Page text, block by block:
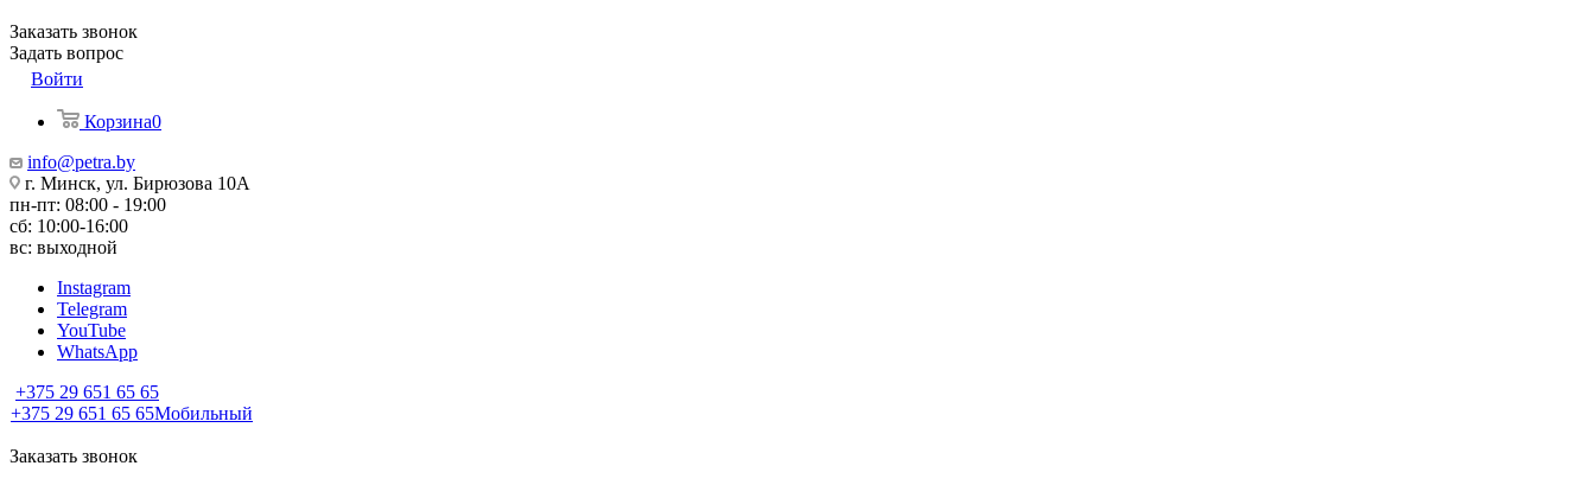
Заказать звонок
Задать вопрос
Войти
Корзина0
info@petra.by
г. Минск, ул. Бирюзова 10А
пн-пт: 08:00 - 19:00
сб: 10:00-16:00
вс: выходной
Instagram
Telegram
YouTube
WhatsApp
+375 29 651 65 65
+375 29 651 65 65Мобильный
Заказать звонок